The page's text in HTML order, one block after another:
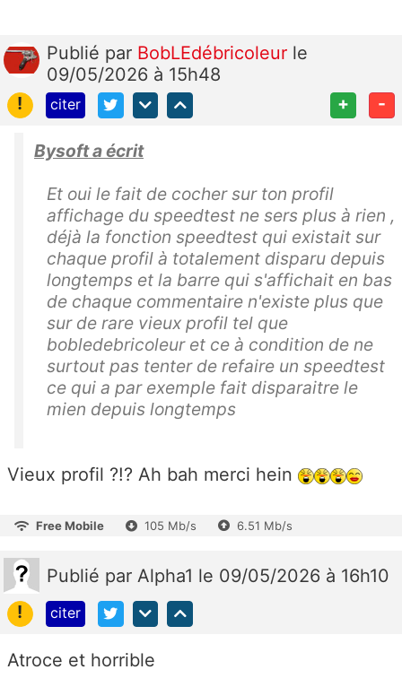
Publié par BobLEdébricoleur le
09/05/2026 à 15h48
!
citer + -
Bysoft a écrit
Et oui le fait de cocher sur ton profil
affichage du speedtest ne sers plus à rien ,
déjà la fonction speedtest qui existait sur
chaque profil à totalement disparu depuis
longtemps et la barre qui s'affichait en bas
de chaque commentaire n'existe plus que
sur de rare vieux profil tel que
bobledebricoleur et ce à condition de ne
surtout pas tenter de refaire un speedtest
ce qui a par exemple fait disparaitre le
mien depuis longtemps
Vieux profil ?!? Ah bah merci hein
Free Mobile 105 Mb/s 6.51 Mb/s
Publié par Alpha1 le 09/05/2026 à 16h10
!
citer
Atroce et horrible